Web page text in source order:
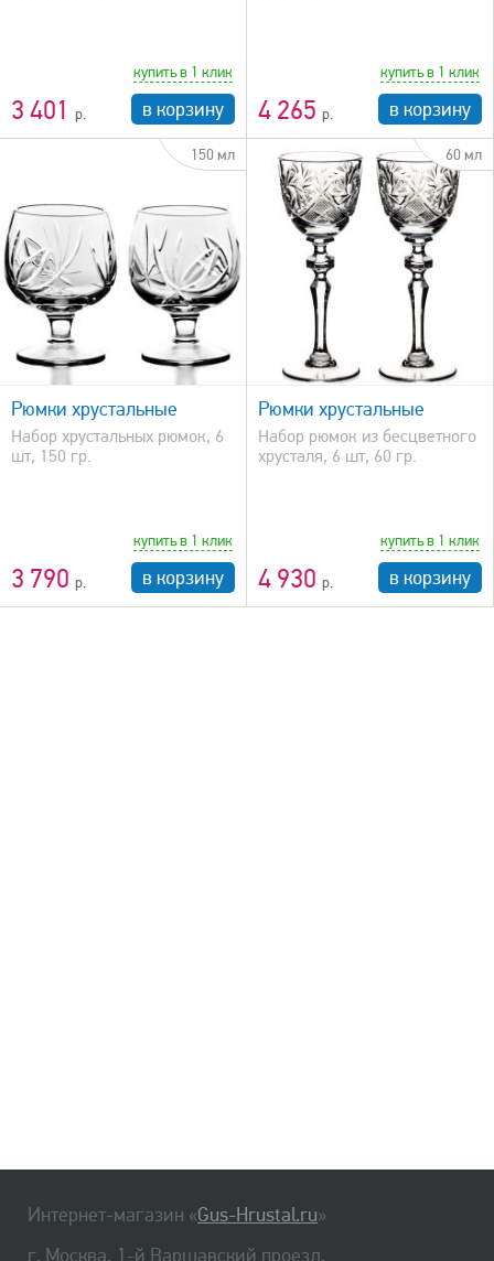
3 401
купить в 1 клик
в корзину 4 265
купить в 1 клик
в корзину
150 мл
Рюмки хрустальные
Набор хрустальных рюмок, 6
шт, 150 гр.
3 790
купить в 1 клик
в корзину
60 мл
быстрый просмотр
Рюмки хрустальные
Набор рюмок из бесцветного
хрусталя, 6 шт, 60 гр.
4 930
купить в 1 клик
в корзину
Интернет-магазин «Gus-Hrustal.ru»
г. Москва, 1-й Варшавский проезд,